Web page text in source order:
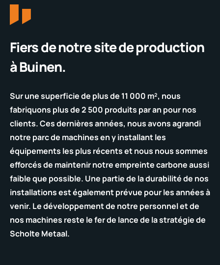
Fiers de notre site de production
à Buinen.
Sur une superficie de plus de 11 000 m², nous
fabriquons plus de 2 500 produits par an pour nos
clients. Ces dernières années, nous avons agrandi
notre parc de machines en y installant les
équipements les plus récents et nous nous sommes
efforcés de maintenir notre empreinte carbone aussi
faible que possible. Une partie de la durabilité de nos
installations est également prévue pour les années à
venir. Le développement de notre personnel et de
nos machines reste le fer de lance de la stratégie de
Scholte Metaal.